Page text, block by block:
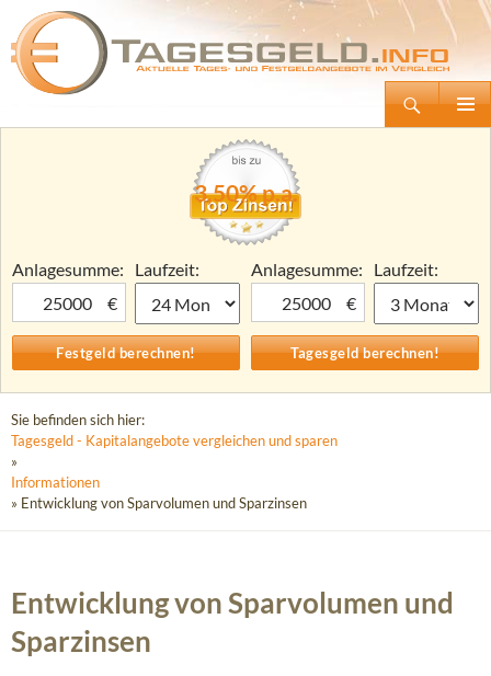
Tagesgeld.info – Tagesgeldkonten vergleichen und Tagesgeld-Zinsen berechnen
Zum
3,50% p.a.
Anlagesumme:
€
Laufzeit:
Anlagesumme:
€
Laufzeit:
Sie befinden sich hier:
Tagesgeld - Kapitalangebote vergleichen und sparen
»
Informationen
» Entwicklung von Sparvolumen und Sparzinsen
Entwicklung von Sparvolumen und
Sparzinsen